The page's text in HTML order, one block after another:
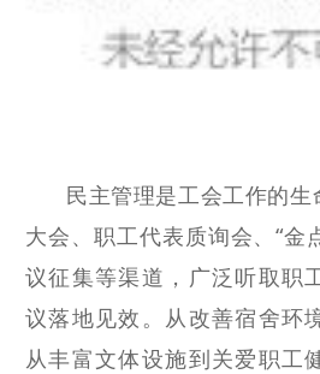
民主管理是工会工作的
大会、职工代表质询会、“金
议征集等渠道，广泛听取职
议落地见效。从改善宿舍环
从丰富文体设施到关爱职工